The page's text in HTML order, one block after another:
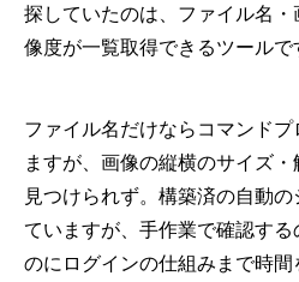
探していたのは、ファイル名
像度が一覧取得できるツールで
ファイル名だけならコマンド
ますが、画像の縦横のサイズ
見つけられず。構築済の自動
ていますが、手作業で確認す
のにログインの仕組みまで時